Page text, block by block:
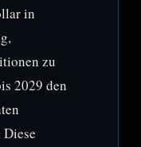
in
zu
2029 den